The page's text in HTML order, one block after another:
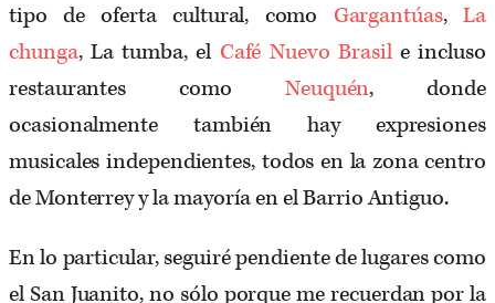
tipo de oferta cultural, como Gargantúas,La
chunga, La tumba, el Café Nuevo Brasile incluso
restaurantes como Neuquén, donde
ocasionalmente también hay expresiones
musicales independientes, todos en la zona centro
de Monterrey y la mayoría en el Barrio Antiguo.
En lo particular, seguiré pendiente de lugares como
el San Juanito, no sólo porque me recuerdan por la